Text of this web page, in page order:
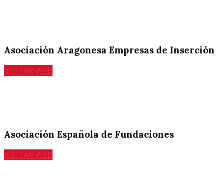
Asociación Aragonesa Empresas de Inserción
VISITAR WEB
Asociación Española de Fundaciones
VISITAR WEB